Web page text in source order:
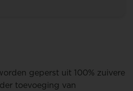
geperst uit 100% zuivere
toevoeging van